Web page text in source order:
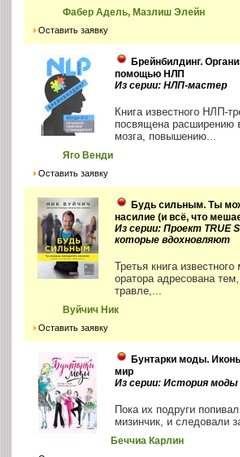
Фабер Адель, Мазлиш Элейн
Оставить заявку
Брейнбилдинг.
помощью НЛП
Из серии: НЛП-мастер
Книга известного НЛП-
посвящена расширению
мозга, повышению...
Яго Венди
Оставить заявку
Будь сильным. Ты
насилие (и всё, что
Из серии: Проект TRUE
которые вдохновляют
Третья книга
оратора адресована
травле,...
Вуйчич Ник
Оставить заявку
Бунтарки моды.
мир
Из серии: История моды
Пока их подруги
мизинчик, и следовали
Беччиа Карлин